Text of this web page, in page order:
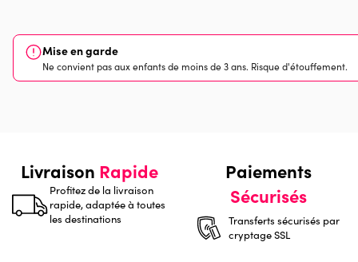
Mise en garde
Ne convient pas aux enfants de moins de 3 ans. Risque d'étouffement.
Livraison Rapide
Profitez de la livraison
rapide, adaptée à toutes
les destinations
Paiements
Sécurisés
Transferts sécurisés par
cryptage SSL